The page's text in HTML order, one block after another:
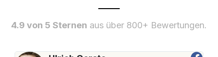
4.9 von 5 Sternen aus über 800+ Bewertungen.